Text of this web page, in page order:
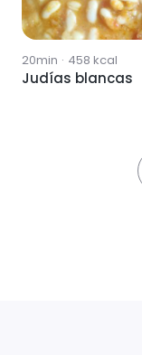
20min · 458 kcal
Judías blancas